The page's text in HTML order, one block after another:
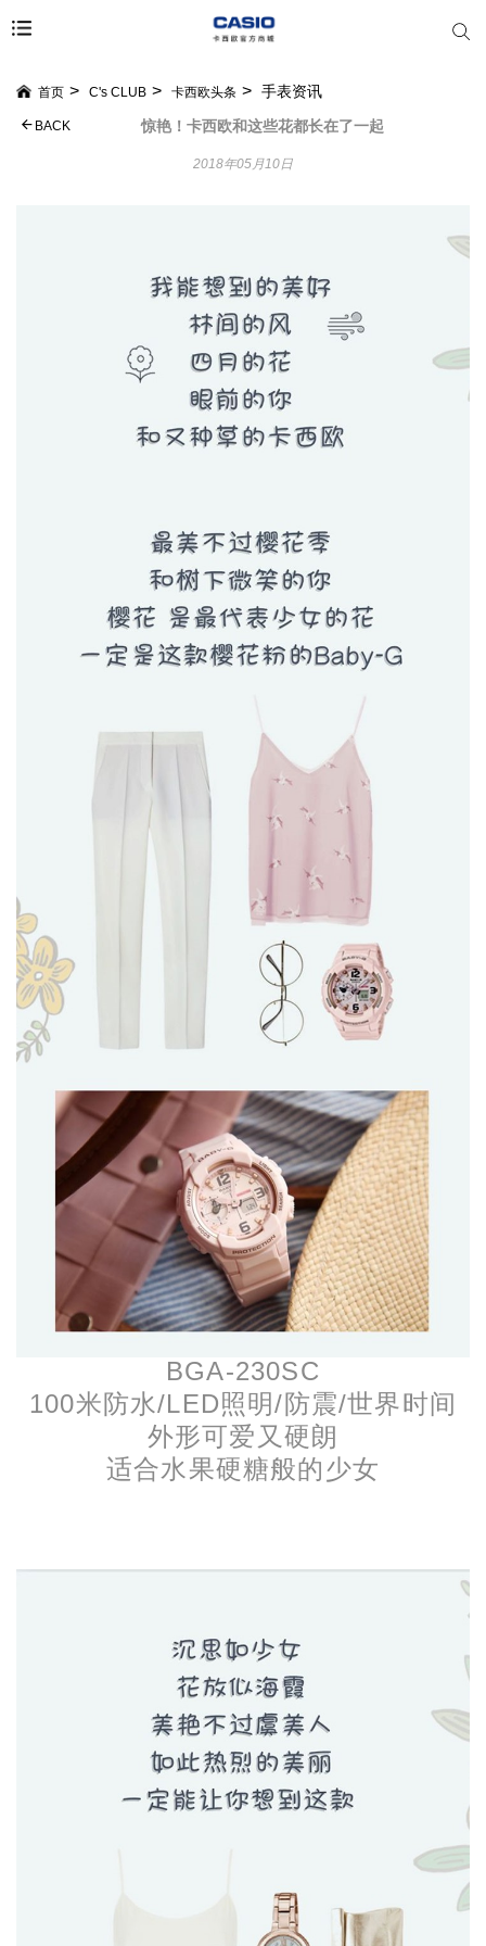
首页 C's CLUB 卡西欧头条 手表资讯
惊艳！卡西欧和这些花都长在了一起
BACK
2018年05月10日
BGA-230SC
100米防水/LED照明/防震/世界时间
外形可爱又硬朗
适合水果硬糖般的少女